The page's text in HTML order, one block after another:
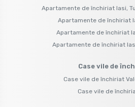
Apartamente de închiriat Iasi,
Apartamente de închiriat
Apartamente de închiriat
Apartamente de închiriat
Case vile de
Case vile de închiriat
Case vile de